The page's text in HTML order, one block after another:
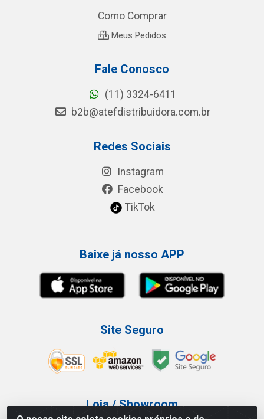
Como Comprar
Meus Pedidos
Fale Conosco
(11) 3324-6411
b2b@atefdistribuidora.com.br
Redes Sociais
Instagram
Facebook
TikTok
Baixe já nosso APP
Site Seguro
Loja / Showroom